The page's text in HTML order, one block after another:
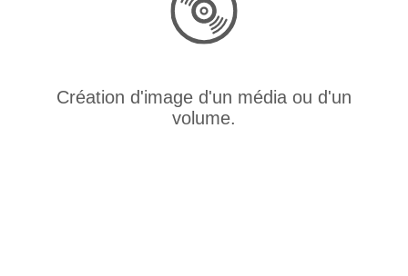
Création d'image d'un média ou d'un
volume.